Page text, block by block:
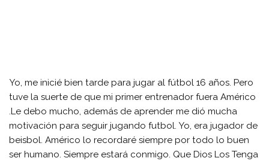
Yo, me inicié bien tarde para jugar al fútbol 16 años. Pero
tuve la suerte de que mi primer entrenador fuera Américo
.Le debo mucho, además de aprender me dió mucha
motivación para seguir jugando futbol. Yo, era jugador de
beisbol. Américo lo recordaré siempre por todo lo buen
ser humano. Siempre estará conmigo. Que Dios Los Tenga